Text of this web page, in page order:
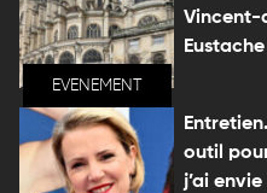
EVENEMENT
Vincent-
Eustache
outil
j’ai